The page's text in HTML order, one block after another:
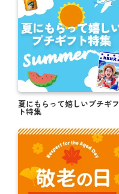
夏にもらって嬉しいプチギフ
ト特集